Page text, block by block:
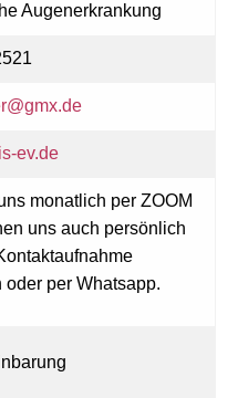
Augenerkrankung
ev.de
monatlich per ZOOM
uns auch persönlich
oder per Whatsapp.